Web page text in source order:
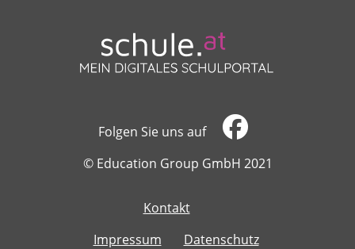
Folgen Sie uns auf
​​​​​​​© Education Group GmbH 2021
Kontakt
Impressum
Datenschutz